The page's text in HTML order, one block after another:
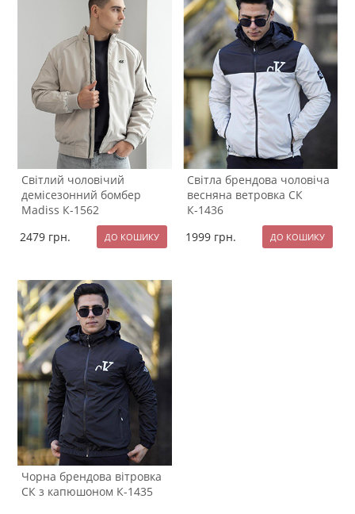
Світлий чоловічий
демісезонний бомбер
Madiss К-1562
2479 грн.
Світла брендова чоловіча
весняна ветровка СК
К-1436
1999 грн.
Чорна брендова вітровка
СК з капюшоном К-1435